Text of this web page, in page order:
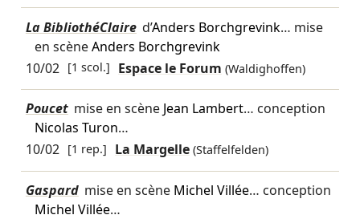
La BibliothéClaire d’Anders Borchgrevink… mise
en scèneAnders Borchgrevink
10/02 [1 scol.] Espace le Forum (Waldighoffen)
Poucet mise en scène Jean Lambert… conception
Nicolas Turon…
10/02 [1 rep.] La Margelle (Staffelfelden)
Gaspard mise en scène Michel Villée… conception
Michel Villée…